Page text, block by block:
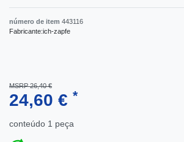
número de item 443116
Fabricante:ich-zapfe
MSRP 26,40 €
24,60 € *
conteúdo 1 peça